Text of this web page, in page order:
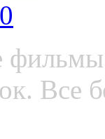
Все